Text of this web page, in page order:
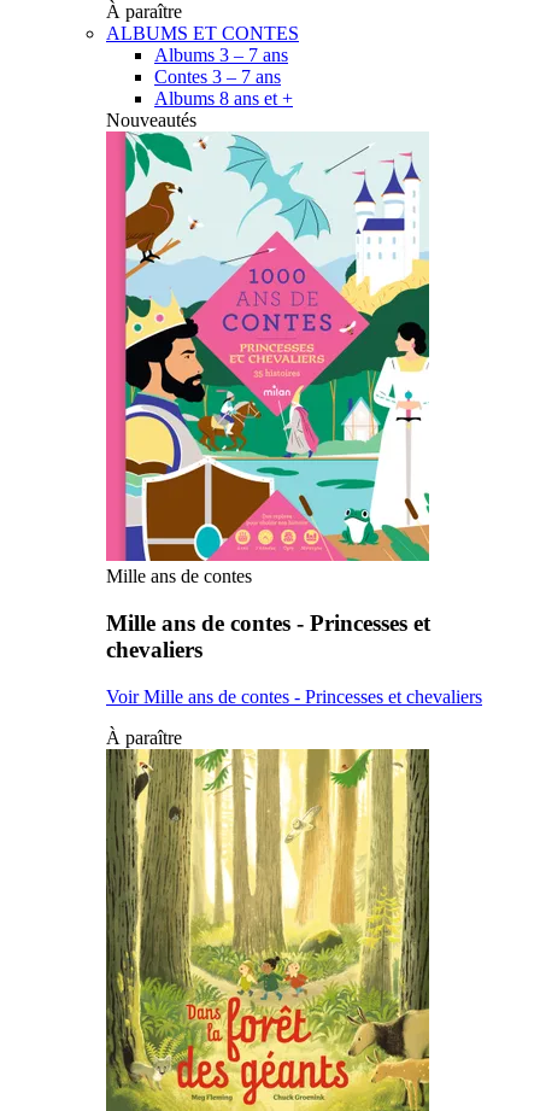
À paraître
ALBUMS ET CONTES
Albums 3 – 7 ans
Contes 3 – 7 ans
Albums 8 ans et +
Nouveautés
Mille ans de contes
Mille ans de contes - Princesses et
chevaliers
Voir Mille ans de contes - Princesses et chevaliers
À paraître